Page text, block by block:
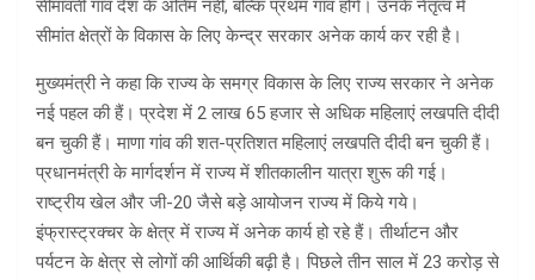
सीमावर्ती गांव देश के अंतिम नहीं, बल्कि प्रथम गांव होंगे। उनके नेतृत्व में
सीमांत क्षेत्रों के विकास के लिए केन्द्र सरकार अनेक कार्य कर रही है।
मुख्यमंत्री ने कहा कि राज्य के समग्र विकास के लिए राज्य सरकार ने अनेक
नई पहल की हैं। प्रदेश में 2 लाख 65 हजार से अधिक महिलाएं लखपति दीदी
बन चुकी हैं। माणा गांव की शत-प्रतिशत महिलाएं लखपति दीदी बन चुकी हैं।
प्रधानमंत्री के मार्गदर्शन में राज्य में शीतकालीन यात्रा शुरू की गई।
राष्ट्रीय खेल और जी-20 जैसे बड़े आयोजन राज्य में किये गये।
इंफ्रास्ट्रक्चर के क्षेत्र में राज्य में अनेक कार्य हो रहे हैं। तीर्थाटन और
पर्यटन के क्षेत्र से लोगों की आर्थिकी बढ़ी है। पिछले तीन साल में 23 करोड़ से